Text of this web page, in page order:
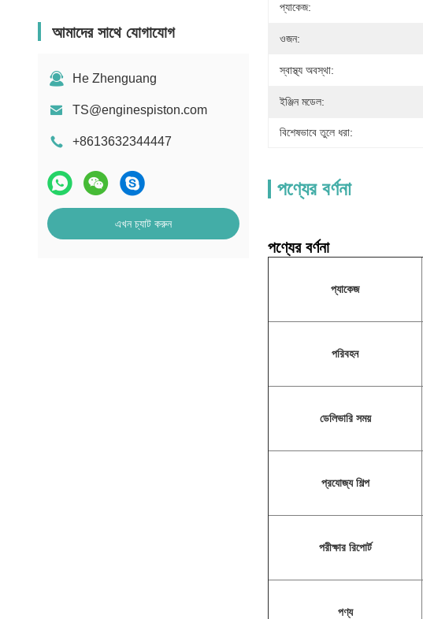
আমাদের সাথে যোগাযোগ
He Zhenguang
TS@enginespiston.com
+8613632344447
এখন চ্যাট করুন
প্যাকেজ:
ওজন:
স্বাস্থ্য অবস্থা:
ইঞ্জিন মডেল:
বিশেষভাবে তুলে ধরা:
পণ্যের বর্ণনা
পণ্যের বর্ণনা
প্যাকেজ
পরিবহন
ডেলিভারি সময়
প্রযোজ্য শিল্প
পরীক্ষার রিপোর্ট
পণ্য